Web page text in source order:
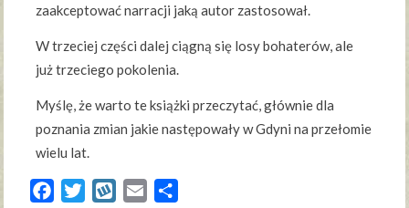
zaakceptować narracji jaką autor zastosował.
W trzeciej części dalej ciągną się losy bohaterów, ale
już trzeciego pokolenia.
Myślę, że warto te książki przeczytać, głównie dla
poznania zmian jakie następowały w Gdyni na przełomie
wielu lat.
FacebookTwitterWykopEmail